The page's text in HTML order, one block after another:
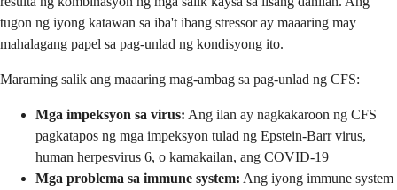
tugon ng iyong katawan sa iba't ibang stressor ay maaaring may
mahalagang papel sa pag-unlad ng kondisyong ito.
Maraming salik ang maaaring mag-ambag sa pag-unlad ng CFS:
Mga impeksyon sa virus: Ang ilan ay nagkakaroon ng CFS
pagkatapos ng mga impeksyon tulad ng Epstein-Barr virus,
human herpesvirus 6, o kamakailan, ang COVID-19
Mga problema sa immune system: Ang iyong immune system